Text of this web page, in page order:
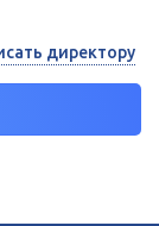
директору